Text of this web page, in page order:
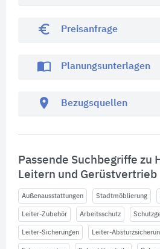
euro_symbol Preisanfrage
import_contacts Planungsunterlagen
location_on Bezugsquellen
Passende Suchbegriffe zu
Leitern und Gerüstvertrieb
Außenausstattungen Stadtmöblierung
Leiter-Zubehör Arbeitsschutz
Leiter-Sicherungen Leiter-